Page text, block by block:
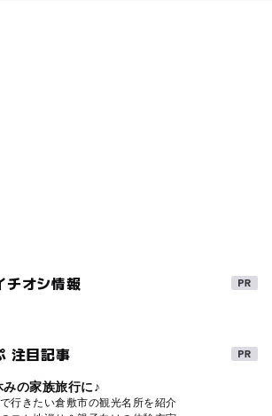
チオシ情報
注目記事
みの家族旅行に♪
行きたい倉敷市の観光名所を紹介